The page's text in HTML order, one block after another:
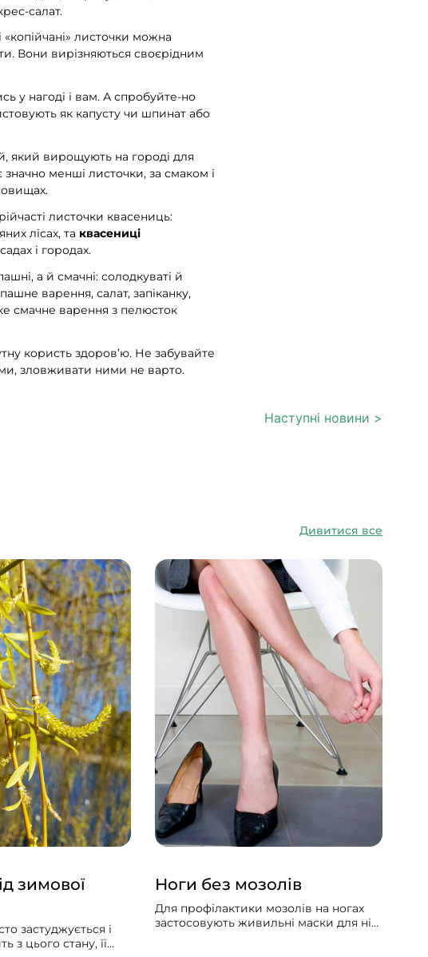
салат.
листочки можна
Вони вирізняються своєрідним
у нагоді і вам. А спробуйте-но
як капусту чи шпинат або
який вирощують на городі для
значно менші листочки, за смаком і
листочки квасениць:
лісах, та квасениці
і городах.
а й смачні: солодкуваті й
варення, салат, запіканку,
смачне варення з пелюсток
користь здоров’ю. Не забувайте
зловживати ними не варто.
Наступні новини >
Дивитися все
зимової
застуджується і
з цього стану, її
Ноги без мозолів
Для профілактики мозолів на ногах
застосовують живильні маски для ніг,